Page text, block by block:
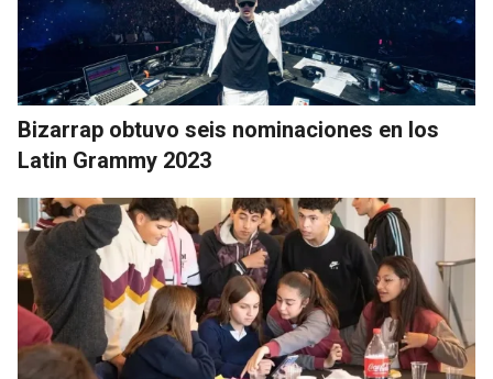
Bizarrap obtuvo seis nominaciones en los
Latin Grammy 2023